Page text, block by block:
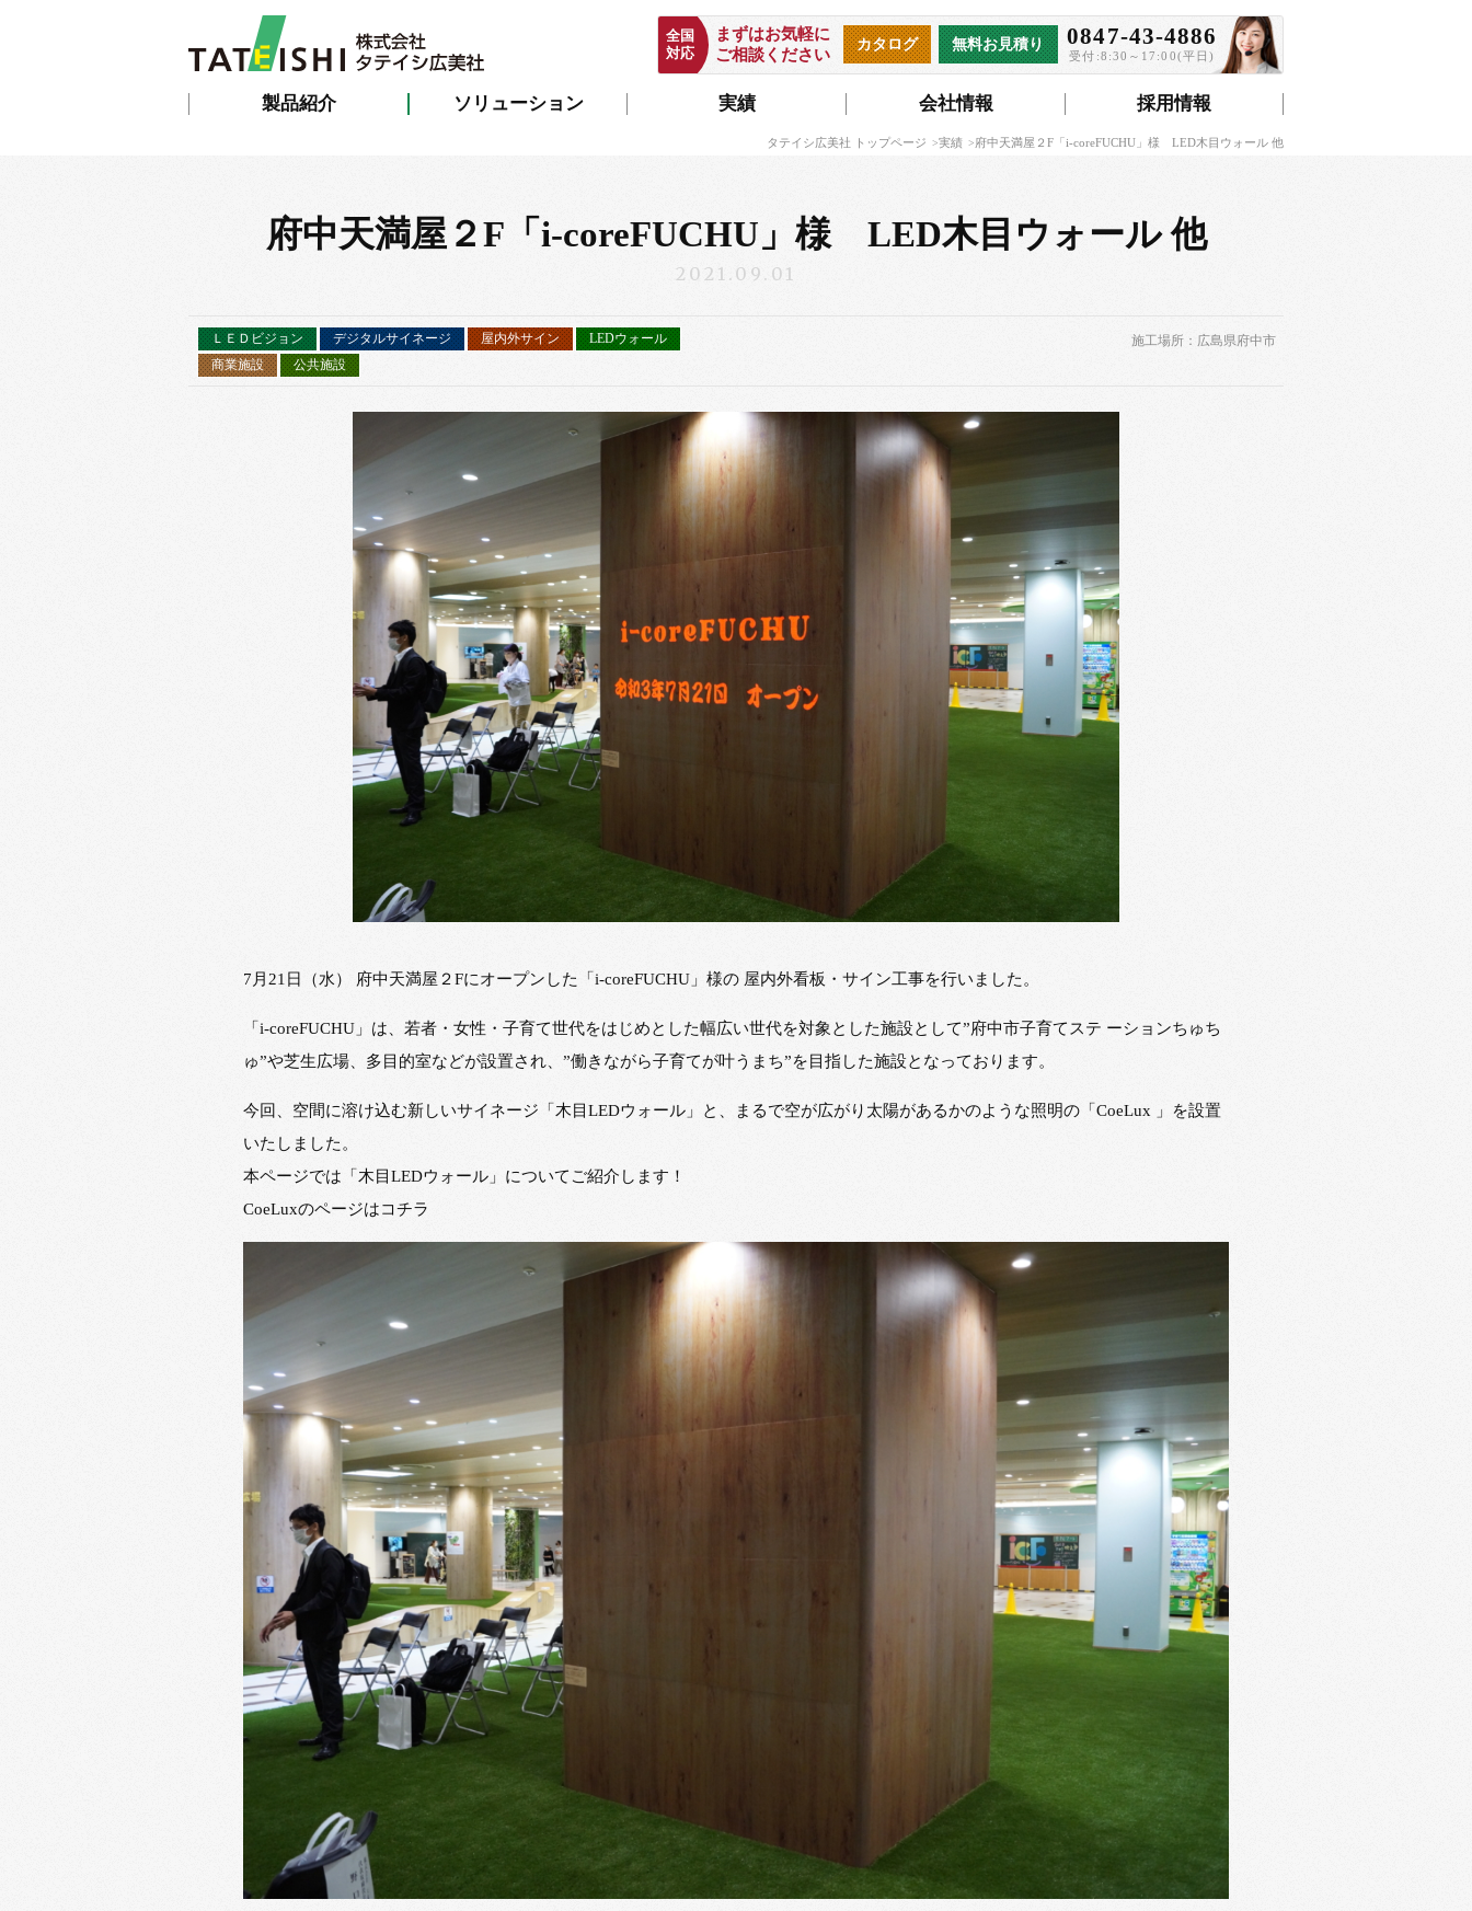
製品紹介 ソリューション 実績 会社情報 採用情報
0847-43-4886
受付:8:30～17:00(平日)
無料お見積り
カタログ
まずはお気軽に
ご相談ください
全国
対応
タテイシ広美社 トップページ 実績 府中天満屋２F「i-coreFUCHU」様 LED木目ウォール 他
府中天満屋２F「i-coreFUCHU」様 LED木目ウォール 他
2021.09.01
ＬＥＤビジョン デジタルサイネージ 屋内外サイン
LEDウォール
商業施設
公共施設
施工場所：広島県府中市
7月21日（水） 府中天満屋２Fにオープンした「i-coreFUCHU」様の 屋内外看板・サイン工事を行いました。
「i-coreFUCHU」は、若者・女性・子育て世代をはじめとした幅広い世代を対象とした施設として”府中市子育てステ ーションちゅち
ゅ”や芝生広場、多目的室などが設置され、”働きながら子育てが叶うまち”を目指した施設となっております。
今回、空間に溶け込む新しいサイネージ「木目LEDウォール」と、まるで空が広がり太陽があるかのような照明の「CoeLux 」を設置
いたしました。
本ページでは「木目LEDウォール」についてご紹介します！
CoeLuxのページはコチラ